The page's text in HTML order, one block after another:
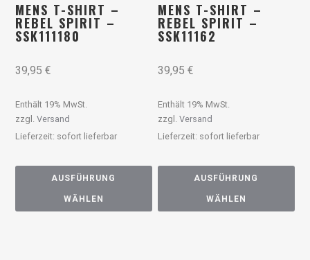
MENS T-SHIRT –
REBEL SPIRIT –
SSK111180
39,95€
Enthält 19% MwSt.
zzgl.Versand
Lieferzeit: sofort lieferbar
AUSFÜHRUNG
WÄHLEN
MENS T-SHIRT –
REBEL SPIRIT –
SSK11162
39,95€
Enthält 19% MwSt.
zzgl.Versand
Lieferzeit: sofort lieferbar
AUSFÜHRUNG
WÄHLEN